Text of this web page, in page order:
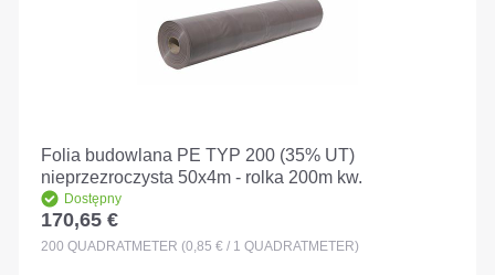
Folia budowlana PE TYP 200 (35% UT)
nieprzezroczysta 50x4m - rolka 200m kw.
Dostępny
Cena regularna:
170,65 €
200 QUADRATMETER (0,85 € / 1 QUADRATMETER)